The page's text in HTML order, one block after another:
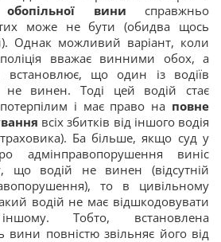
обопільної вини справжньо
може не бути (обидва щось
Однак можливий варіант, коли
вважає винними обох, а
встановлює, що один із водіїв
не винен. Тоді цей водій стає
і має право на повне
всіх збитків від іншого водія
Ба більше, якщо суд у
адмінправопорушення виніс
що водій не винен (відсутній
то в цивільному
водій не має відшкодовувати
Тобто, встановлена
вини повністю звільняє його від